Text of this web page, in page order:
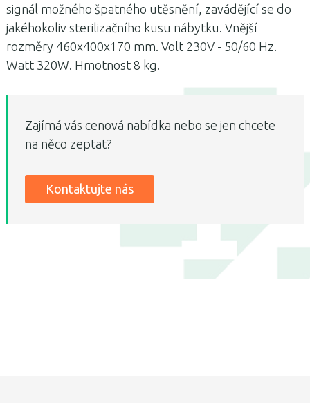
signál možného špatného utěsnění, zavádějící se do
jakéhokoliv sterilizačního kusu nábytku. Vnější
rozměry 460x400x170 mm. Volt 230V - 50/60 Hz.
Watt 320W. Hmotnost 8 kg.
Zajímá vás cenová nabídka nebo se jen chcete
na něco zeptat?
Kontaktujte nás